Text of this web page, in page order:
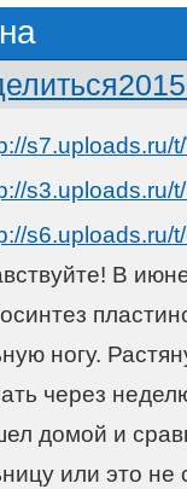
В
ногу.
через
домой и
или это